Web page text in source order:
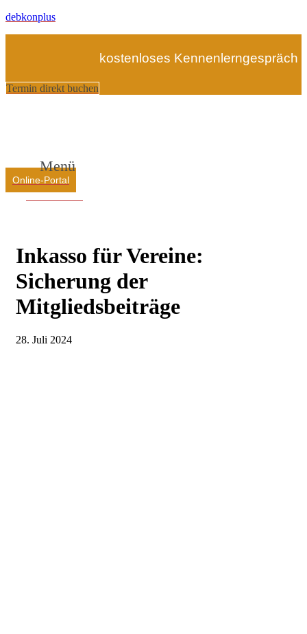
debkonplus
kostenloses Kennenlerngespräch
Termin direkt buchen
Menü
Online-Portal
Online-Portal
Inkasso für Vereine:
Sicherung der
Mitgliedsbeiträge
28. Juli 2024